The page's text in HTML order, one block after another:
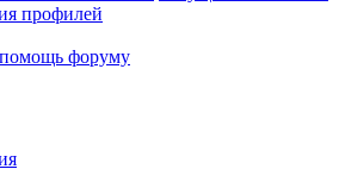
профилей
форуму